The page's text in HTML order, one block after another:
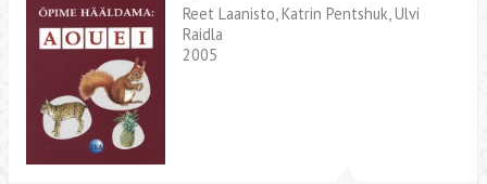
Reet Laanisto, Katrin Pentshuk, Ulvi
Raidla
2005